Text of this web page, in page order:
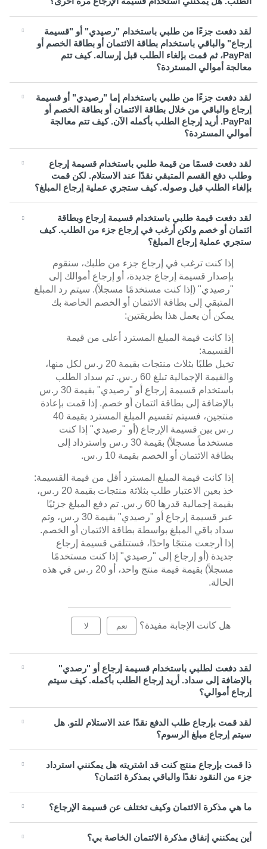
لقد دفعت جزءًا من طلبي باستخدام "رصيدي" أو "قسيمة
إرجاع" والباقي باستخدام بطاقة الائتمان أو بطاقة الخصم أو
PayPal، ثم قمت بإلغاء الطلب قبل إرساله. كيف تتم
معالجة أموالي المستردة؟
لقد دفعت جزءًا من طلبي باستخدام إما "رصيدي" أو قسيمة
إرجاع والباقي من خلال بطاقة الائتمان أو بطاقة الخصم أو
PayPal. أريد إرجاع الطلب بأكمله الآن. كيف تتم معالجة
أموالي المستردة؟
لقد دفعت قسمًا من قيمة طلبي باستخدام قسيمة إرجاع
وطلب دفع القسم المتبقي نقدًا عند الاستلام. لكن قمت
بإلغاء الطلب قبل وصوله. كيف ستجري عملية إرجاع المبلغ؟
لقد دفعت قيمة طلبي باستخدام قسيمة إرجاع وبطاقة
ائتمان أو خصم ولكن أرغب في إرجاع جزء من الطلب. كيف
ستجري عملية إرجاع المبلغ؟
إذا كنت ترغب في إرجاع جزء من طلبك، سنقوم
بإصدار قسيمة إرجاع جديدة، أو إرجاع أموالك إلى
"رصيدي" (إذا كنت مستخدمًا مسجلاً). سيتم رد المبلغ
المتبقي إلى بطاقة الائتمان أو الخصم الخاصة بك
يمكن أن يعمل هذا بطريقتين:
إذا كانت قيمة المبلغ المسترد أعلى من قيمة
القسيمة:
تخيل طلبًا بثلاث منتجات بقيمة 20 ر.س لكل منها،
والقيمة الإجمالية تبلغ 60 ر.س. تم سداد الطلب
باستخدام قسيمة إرجاع أو "رصيدي" بقيمة 30 ر.س
بالإضافة إلى بطاقة ائتمان أو خصم. إذا قمت بإعادة
منتجين، فسيتم تقسيم المبلغ المسترد بقيمة 40
ر.س بين قسيمة الإرجاع (أو "رصيدي" إذا كنت
مستخدماً مسجلاً) بقيمة 30 ر.س واسترداد إلى
بطاقة الائتمان أو الخصم بقيمة 10 ر.س.
إذا كانت قيمة المبلغ المسترد أقل من قيمة القسيمة:
خذ بعين الاعتبار طلب بثلاثة منتجات بقيمة 20 ر.س،
بقيمة إجمالية قدرها 60 ر.س. تم دفع المبلغ جزئيًا
عبر قسيمة إرجاع أو "رصيدي" بقيمة 30 ر.س، وتم
سداد باقي المبلغ بواسطة بطاقة الائتمان أو الخصم.
إذا أرجعت منتجًا واحدًا، فستتلقى قسيمة إرجاع
جديدة (أو إرجاع إلى "رصيدي" إذا كنت مستخدمًا
مسجلاً) بقيمة قيمة منتج واحد، أو 20 ر.س في هذه
الحالة.
هل كانت الإجابة مفيدة؟ نعم لا
لقد دفعت لطلبي باستخدام قسيمة إرجاع أو "رصدي"
بالإضافة إلى سداد. أريد إرجاع الطلب بأكمله. كيف سيتم
إرجاع أموالي؟
لقد قمت بإرجاع طلب الدفع نقدًا عند الاستلام للتو. هل
سيتم إرجاع مبلغ الرسوم؟
ذا قمت بإرجاع منتج كنت قد اشتريته هل يمكنني استرداد
جزء من النقود نقدًا والباقي بمذكرة ائتمان؟
ما هي مذكرة الائتمان وكيف تختلف عن قسيمة الإرجاع؟
أين يمكنني إنفاق مذكرة الائتمان الخاصة بي؟